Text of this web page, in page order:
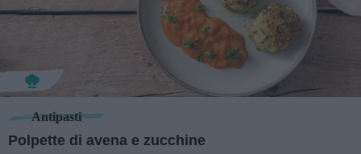
Antipasti
Polpette di avena e zucchine